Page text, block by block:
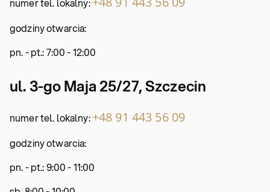
godziny otwarcia:
pn. - pt.: 7:00 - 12:00
ul. 3-go Maja 25/27, Szczecin
numer tel. lokalny:+48 91 443 56 09
godziny otwarcia:
pn. - pt.: 9:00 - 11:00